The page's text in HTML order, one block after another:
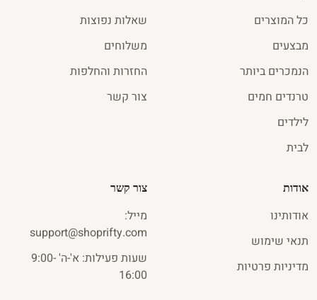
כל המוצרים
מבצעים
הנמכרים ביותר
טרנדים חמים
לילדים
לבית
שאלות נפוצות
משלוחים
החזרות והחלפות
צור קשר
אודות
אודותינו
תנאי שימוש
מדיניות פרטיות
צור קשר
מייל:
support@shoprifty.com
שעות פעילות: א'-ה' 9:00-
16:00